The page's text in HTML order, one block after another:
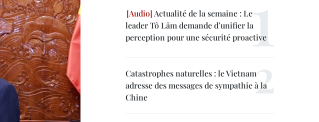
Actualité de la semaine : Le
leader Tô Lâm demande d’unifier la
perception pour une sécurité proactive
Catastrophes naturelles : le Vietnam
adresse des messages de sympathie à la
Chine